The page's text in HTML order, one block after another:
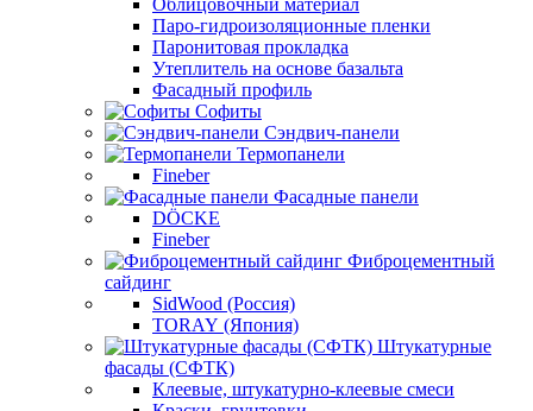
Облицовочный материал
Паро-гидроизоляционные пленки
Паронитовая прокладка
Утеплитель на основе базальта
Фасадный профиль
Софиты
Сэндвич-панели
Термопанели
Fineber
Фасадные панели
DÖCKE
Fineber
Фиброцементный
сайдинг
SidWood (Россия)
TORAY (Япония)
Штукатурные
фасады (СФТК)
Клеевые, штукатурно-клеевые смеси